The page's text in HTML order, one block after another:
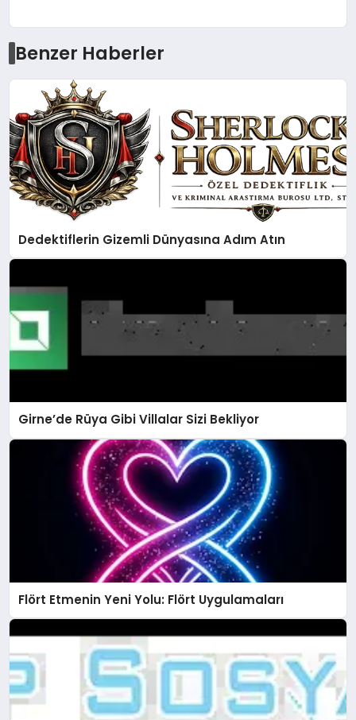
Benzer Haberler
Dedektiflerin Gizemli Dünyasına Adım Atın
Girne’de Rüya Gibi Villalar Sizi Bekliyor
Flört Etmenin Yeni Yolu: Flört Uygulamaları